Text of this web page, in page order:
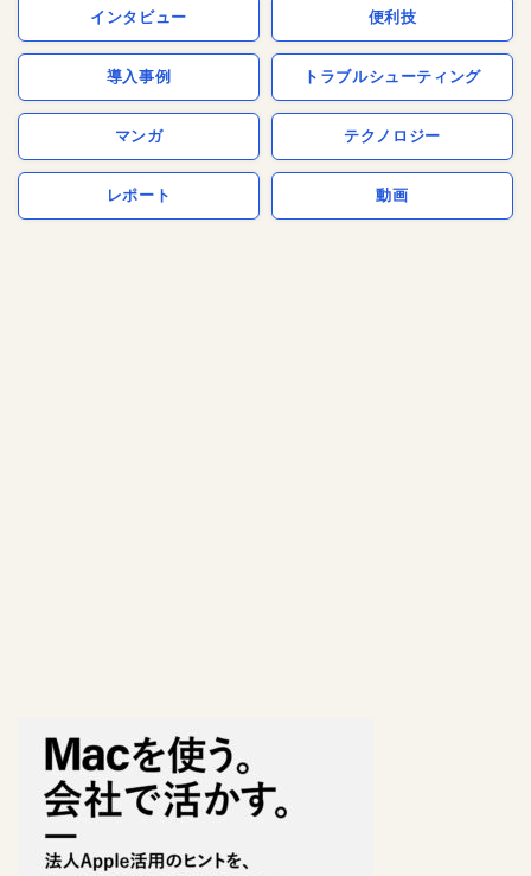
インタビュー 便利技
導入事例 トラブルシューティング
マンガ テクノロジー
レポート 動画